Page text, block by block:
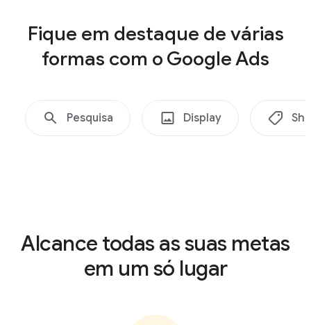
Shopping
Fique em destaque de várias
formas com o Google Ads
Pesquisa Display
Alcance todas as suas metas
em um só lugar